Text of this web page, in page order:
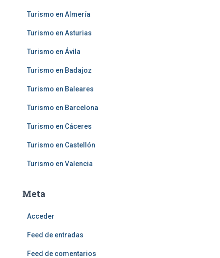
Turismo en Almería
Turismo en Asturias
Turismo en Ávila
Turismo en Badajoz
Turismo en Baleares
Turismo en Barcelona
Turismo en Cáceres
Turismo en Castellón
Turismo en Valencia
Meta
Acceder
Feed de entradas
Feed de comentarios